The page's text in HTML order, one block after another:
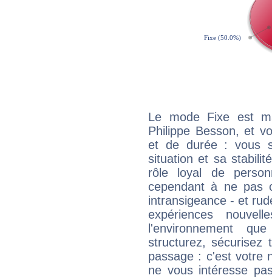
Le mode Fixe est
Philippe Besson, et
et de durée : vous
situation et sa
rôle loyal de
cependant à ne pas
intransigeance - et
expériences
l'environnement
structurez, sécurisez
passage : c'est votre
ne vous intéresse